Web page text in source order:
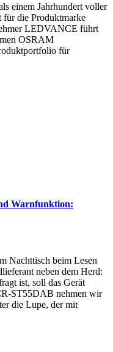
einem Jahrhundert voller
die Produktmarke
LEDVANCE führt
OSRAM
für
Warnfunktion:
Nachttisch beim Lesen
neben dem Herd:
ist, soll das Gerät
ST55DAB nehmen wir
die Lupe, der mit